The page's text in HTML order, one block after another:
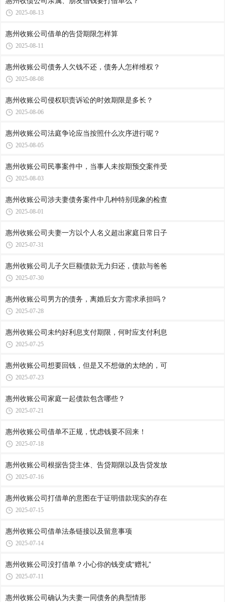
2025-08-13
惠州收账公司​借单的告贷期限怎样算
2025-08-11
惠州收账公司​债务人欠钱不还，债务人怎样维权？
2025-08-08
惠州收账公司侵权职责诉讼的时效期限是多长？
2025-08-06
惠州收账公司​法庭争论应当按照什么次序进行呢？
2025-08-05
惠州收账公司​民事案件中，当事人未按期预交案件受
2025-08-03
惠州收账公司​涉夫妻债务案件中几种特别现象的检查
2025-08-01
惠州收账公司​夫妻一方以个人名义超出家庭日常日子
2025-07-31
惠州收账公司​儿子欠巨额债款无力归还，债款与爸爸
2025-07-30
惠州收账公司​男方的债务，离婚后女方需求承担吗？
2025-07-28
惠州收账公司​未约好利息支付期限，何时应支付利息
2025-07-25
惠州收账公司​想要回钱，但是又不想做的太绝的，可
2025-07-23
惠州收账公司​家庭一起债款包含哪些？
2025-07-21
惠州收账公司​借单不正规，忧虑钱要不回来！
2025-07-18
惠州收账公司​根据告贷主体、告贷期限以及告贷发放
2025-07-16
惠州收账公司​打借单的意图在于证明借款现实的存在
2025-07-15
惠州收账公司​借单法条链接以及留意事项
2025-07-14
惠州收账公司​没打借单？小心你的钱变成“赠礼”
2025-07-11
惠州收账公司​确认为夫妻一同债务的典型情形